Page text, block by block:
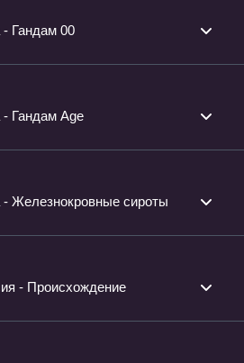
Гандам 00
Гандам Age
Железнокровные сироты
- Происхождение